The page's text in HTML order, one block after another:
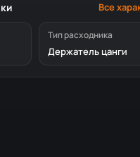
Все
Тип расходника
Держатель цанги